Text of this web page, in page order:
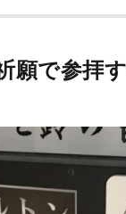
願で参拝